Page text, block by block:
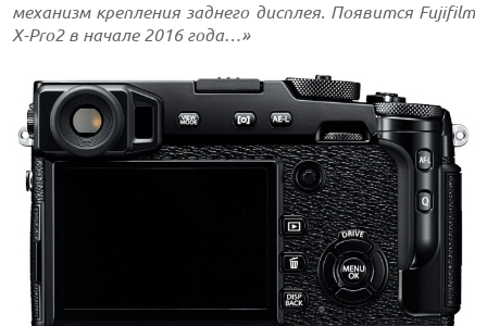
механизм крепления заднего дисплея. Появится Fujifilm
X-Pro2 в начале 2016 года…»